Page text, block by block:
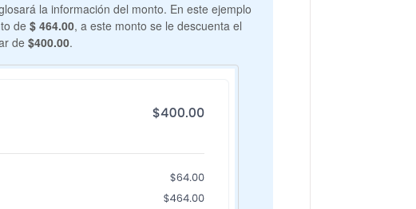
la información del monto. En este ejemplo
de$ 464.00, a este monto se le descuenta el
de $400.00.